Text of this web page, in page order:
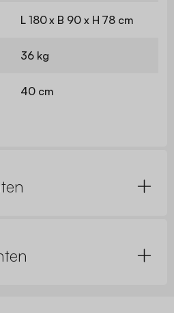
L 180 x B 90 x H 78 cm
36 kg
40 cm